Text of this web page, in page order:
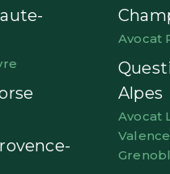
Avocat
Alpes
Avocat